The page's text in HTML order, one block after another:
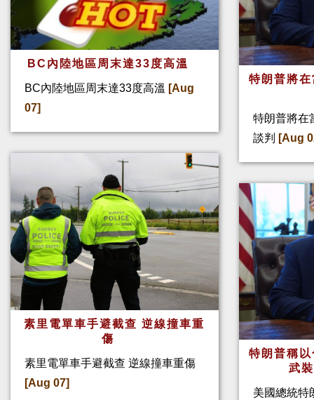
BC內陸地區周末達33度高溫
BC內陸地區周末達33度高溫 [Aug
07]
素里電單車手避截查 逆線撞車重
傷
素里電單車手避截查 逆線撞車重傷
[Aug 07]
特朗普將
特朗普將在
談判
[Aug
特朗普稱
武
美國總統特